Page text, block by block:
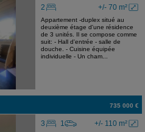
+/- 70 m²
2
Appartement -duplex situé au
deuxième étage d'une résidence
de 3 unités. Il se compose comme
suit: - Hall d'entrée - salle de
douche. - Cuisine équipée
individuelle - Un cham...
735 000 €
+/- 110 m²
3 1